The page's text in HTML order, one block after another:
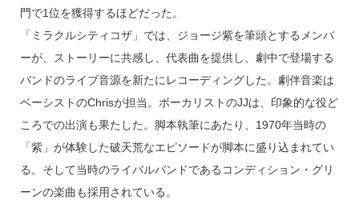
門で1位を獲得するほどだった。
「ミラクルシティコザ」では、ジョージ紫を筆頭とするメンバ
ーが、ストーリーに共感し、代表曲を提供し、劇中で登場する
バンドのライブ音源を新たにレコーディングした。劇伴音楽は
ベーシストのChrisが担当。ボーカリストのJJは、印象的な役ど
ころでの出演も果たした。脚本執筆にあたり、1970年当時の
「紫」が体験した破天荒なエピソードが脚本に盛り込まれてい
る。そして当時のライバルバンドであるコンディション・グリ
ーンの楽曲も採用されている。